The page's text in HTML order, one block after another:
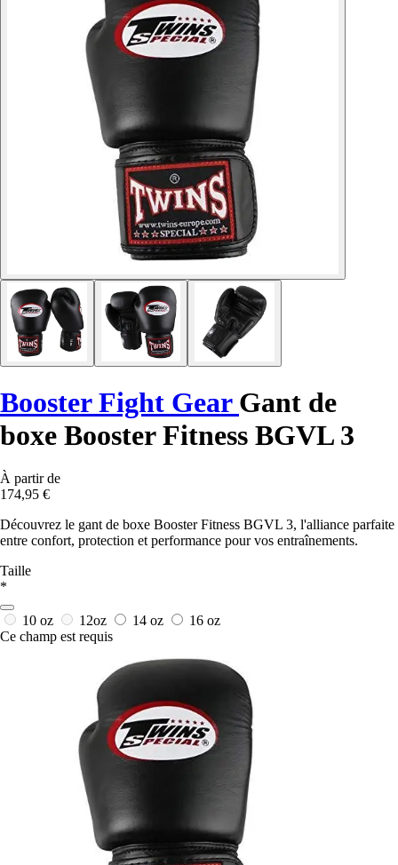
Booster Fight Gear Gant de
boxe Booster Fitness BGVL 3
À partir de
174,95 €
Découvrez le gant de boxe Booster Fitness BGVL 3, l'alliance parfaite
entre confort, protection et performance pour vos entraînements.
Taille
*
10 oz 12oz 14 oz
16 oz
Ce champ est requis